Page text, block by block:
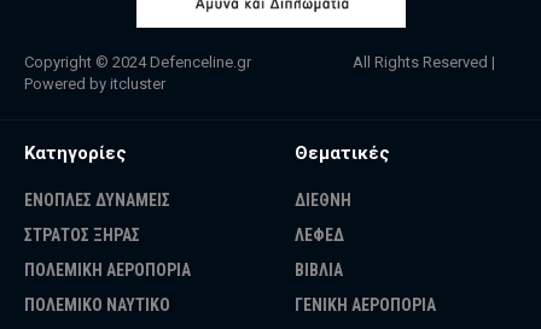
Copyright © 2024 Defenceline.gr All Rights Reserved |
Powered by itcluster
Κατηγορίες
ΕΝΟΠΛΕΣ ΔΥΝΑΜΕΙΣ
ΣΤΡΑΤΟΣ ΞΗΡΑΣ
ΠΟΛΕΜΙΚΗ ΑΕΡΟΠΟΡΙΑ
ΠΟΛΕΜΙΚΟ ΝΑΥΤΙΚΟ
Θεματικές
ΔΙΕΘΝΗ
ΛΕΦΕΔ
ΒΙΒΛΙΑ
ΓΕΝΙΚΗ ΑΕΡΟΠΟΡΙΑ